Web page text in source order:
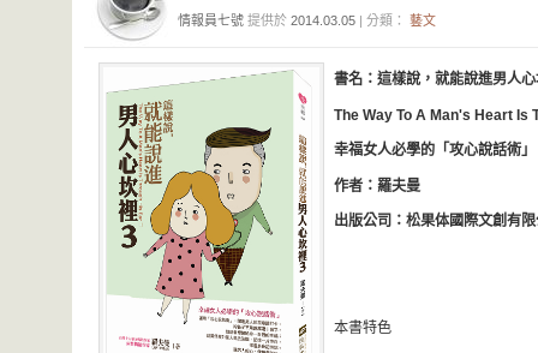
情報員七號 提供於 2014.03.05 | 分類： 藝文
書名： 這樣說，就能說進男人
The Way To A Man's Heart Is
幸福女人必學的「攻心說話術」
作者：羅夫曼
出版公司：松果体國際文創有
本書特色